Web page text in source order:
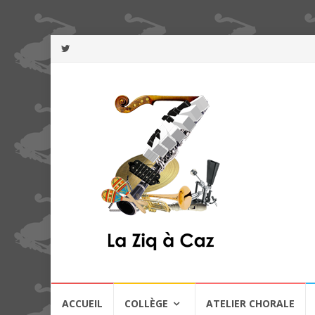
ACCUEIL COLLÈGE ATELIER CHORALE